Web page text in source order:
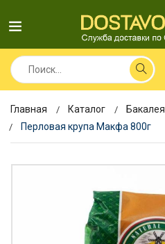
Главная Каталог Бакалея
Перловая крупа Макфа 800г